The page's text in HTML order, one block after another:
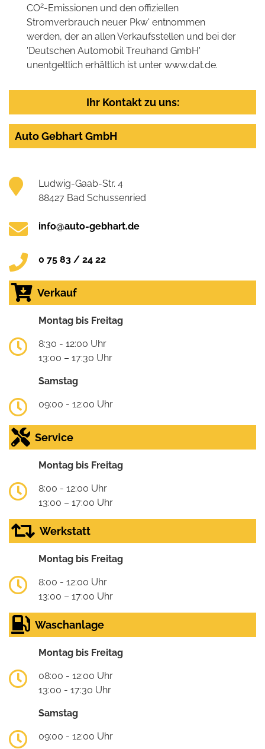
CO2-Emissionen und den offiziellen
Stromverbrauch neuer Pkw' entnommen
werden, der an allen Verkaufsstellen und bei der
'Deutschen Automobil Treuhand GmbH'
unentgeltlich erhältlich ist unter www.dat.de.
Ihr Kontakt zu uns:
Auto Gebhart GmbH
Ludwig-Gaab-Str. 4
88427 Bad Schussenried
info@auto-gebhart.de
0 75 83 / 24 22
Verkauf
Montag bis Freitag
8:30 - 12:00 Uhr
13:00 – 17:30 Uhr
Samstag
09:00 - 12:00 Uhr
Service
Montag bis Freitag
8:00 - 12:00 Uhr
13:00 – 17:00 Uhr
Werkstatt
Montag bis Freitag
8:00 - 12:00 Uhr
13:00 – 17:00 Uhr
Waschanlage
Montag bis Freitag
08:00 - 12:00 Uhr
13:00 - 17:30 Uhr
Samstag
09:00 - 12:00 Uhr